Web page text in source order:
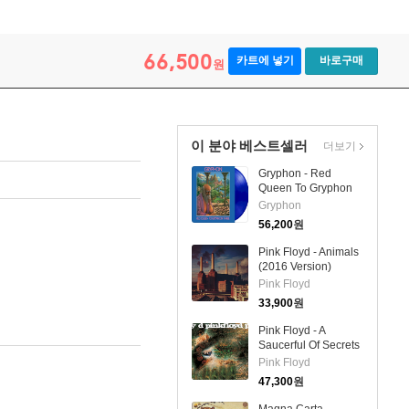
66,500원 카트에 넣기 바로구매
이 분야 베스트셀러
Gryphon - Red
Queen To Gryphon
Three (Ltd)(180g)
(Blue Vinyl)(LP)
Gryphon
56,200원
Pink Floyd - Animals
(2016 Version)
(Digisleeve)(CD)
Pink Floyd
33,900원
Pink Floyd - A
Saucerful Of Secrets
(Remastered)(Mono
Mix)(180G)(LP)
Pink Floyd
47,300원
더보기